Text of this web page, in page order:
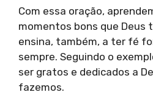
Com essa oração,
momentos bons que Deus
ensina, também, a ter fé
sempre. Seguindo o
ser gratos e dedicados a
fazemos.